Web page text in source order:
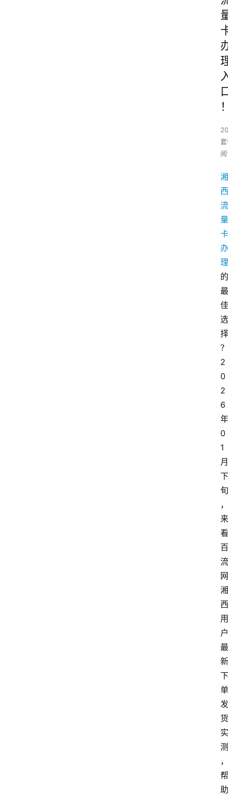
湘
西
流
量
卡
办
理
的
最
佳
选
择
？
2
0
2
6
年
0
1
月
下
旬
，
来
看
百
流
网
湘
西
用
户
最
新
下
单
发
货
实
测
，
帮
助